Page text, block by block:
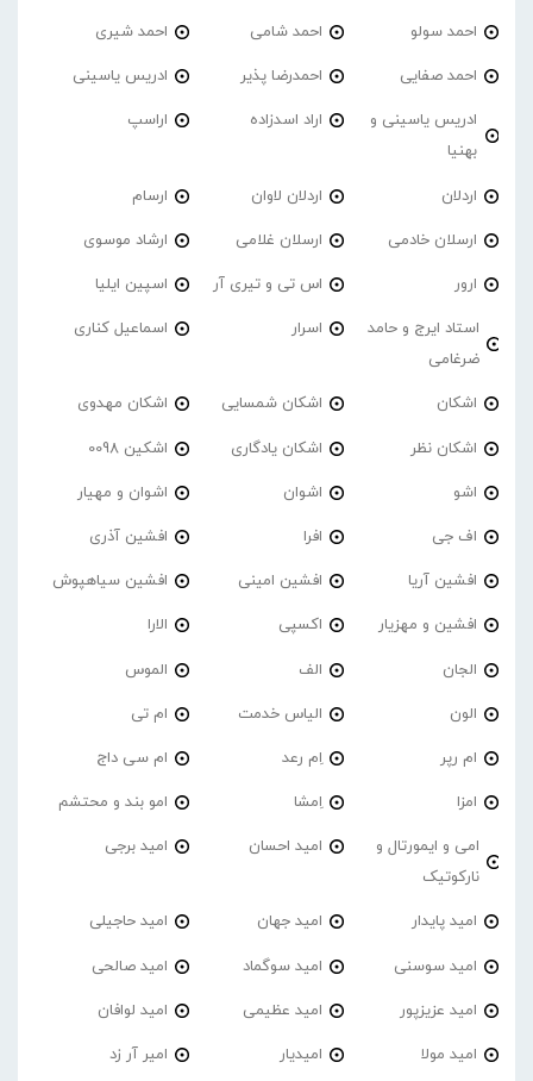
احمد سولو احمد شامی احمد شیری
احمد صفایی احمدرضا پذیر ادریس یاسینی
ادریس یاسینی و
بهنیا
اراد اسدزاده اراسپ
اردلان اردلان لاوان ارسام
ارسلان خادمی ارسلان غلامی ارشاد موسوی
ارور اس تی و تیری آر اسپین ایلیا
استاد ایرج و حامد
ضرغامی
اسرار اسماعیل کناری
اشکان اشکان شمسایی اشکان مهدوی
اشکان نظر اشکان یادگاری اشکین 0098
اشو اشوان اشوان و مهیار
اف جی افرا افشین آذری
افشین آریا افشین امینی افشین سیاهپوش
افشین و مهزیار اکسپی الارا
الجان الف الموس
الون الیاس خدمت ام تی
ام رپر اِم رعد ام سی داج
امزا اِمشا امو بند و محتشم
امی و ایمورتال و
نارکوتیک
امید احسان امید برجی
امید پایدار امید جهان امید حاجیلی
امید سوسنی امید سوگماد امید صالحی
امید عزیزپور امید عظیمی امید لوافان
امید مولا امیدیار امیر آر زد